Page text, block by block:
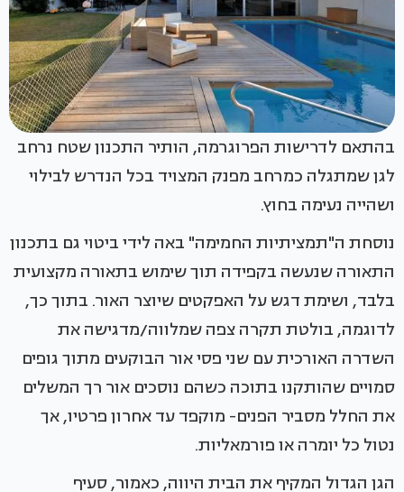
בהתאם לדרישות הפרוגרמה, הותיר התכנון שטח נרחב
לגן שמתגלה כמרחב מפנק המצויד בכל הנדרש לבילוי
ושהייה נעימה בחוץ.
נוסחת ה"תמציתיות החמימה" באה לידי ביטוי גם בתכנון
התאורה שנעשה בקפידה תוך שימוש בתאורה מקצועית
בלבד, ושימת דגש על האפקטים שיוצר האור. בתוך כך,
לדוגמה, בולטת תקרה צפה שמלווה/מדגישה את
השדרה האורכית עם שני פסי אור הבוקעים מתוך גופים
סמויים שהותקנו בתוכה כשהם נוסכים אור רך המשלים
את החלל מסביר הפנים- מוקפד עד אחרון פרטיו, אך
נטול כל יומרה או פורמאליות.
הגן הגדול המקיף את הבית היווה, כאמור, סעיף